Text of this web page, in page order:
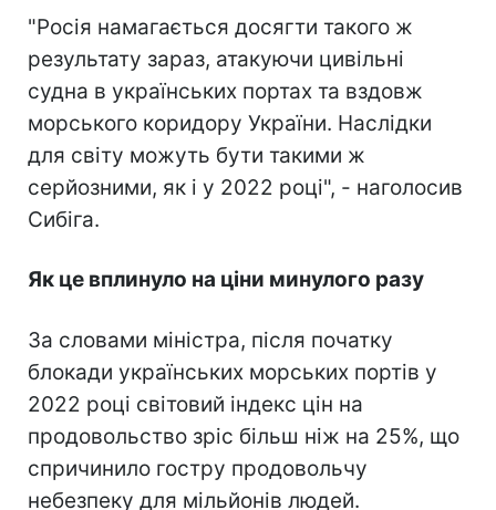
"Росія намагається досягти такого ж
результату зараз, атакуючи цивільні
судна в українських портах та вздовж
морського коридору України. Наслідки
для світу можуть бути такими ж
серйозними, як і у 2022 році", - наголосив
Сибіга.
Як це вплинуло на ціни минулого разу
За словами міністра, після початку
блокади українських морських портів у
2022 році світовий індекс цін на
продовольство зріс більш ніж на 25%, що
спричинило гостру продовольчу
небезпеку для мільйонів людей.